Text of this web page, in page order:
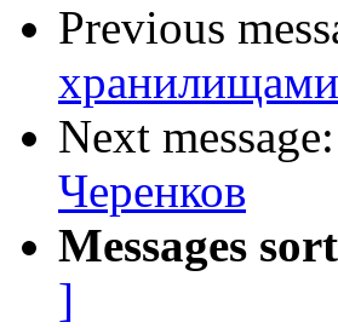
Previous
Next message:
Черенков
Messages
]